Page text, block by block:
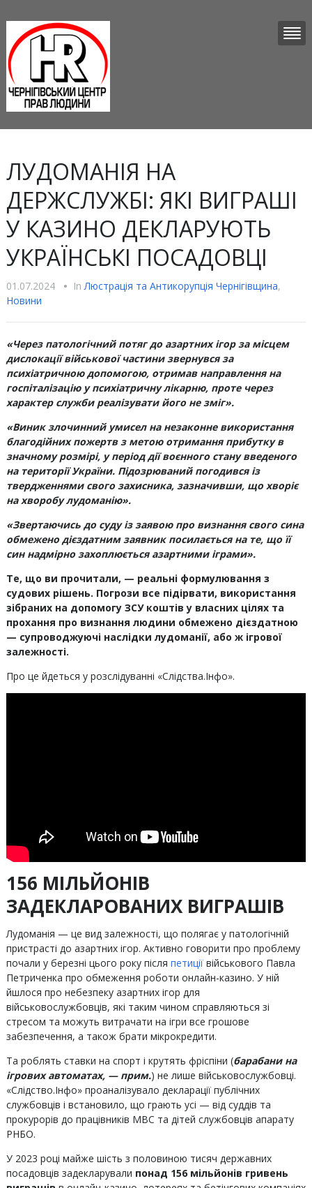
ЛУДОМАНІЯ НА
ДЕРЖСЛУЖБІ: ЯКІ ВИГРАШІ
У КАЗИНО ДЕКЛАРУЮТЬ
УКРАЇНСЬКІ ПОСАДОВЦІ
01.07.2024 • InЛюстрацiя та Антикорупцiя Чернігівщина,
Новини
«Через патологічний потяг до азартних ігор за місцем
дислокації військової частини звернувся за
психіатричною допомогою, отримав направлення на
госпіталізацію у психіатричну лікарню, проте через
характер служби реалізувати його не зміг».
«Виник злочинний умисел на незаконне використання
благодійних пожертв з метою отримання прибутку в
значному розмірі, у період дії воєнного стану введеного
на території України. Підозрюваний погодився із
твердженнями свого захисника, зазначивши, що хворіє
на хворобу лудоманію».
«Звертаючись до суду із заявою про визнання свого сина
обмежено дієздатним заявник посилається на те, що її
син надмірно захоплюється азартними іграми».
Те, що ви прочитали, — реальні формулювання з
судових рішень. Погрози все підірвати, використання
зібраних на допомогу ЗСУ коштів у власних цілях та
прохання про визнання людини обмежено дієздатною
— супроводжуючі наслідки лудоманії, або ж ігрової
залежності.
Про це йдеться у розслідуванні «Слідства.Інфо».
156 МІЛЬЙОНІВ
ЗАДЕКЛАРОВАНИХ ВИГРАШІВ
Лудоманія — це вид залежності, що полягає у патологічній
пристрасті до азартних ігор. Активно говорити про проблему
почали у березні цього року після петиціївійськового Павла
Петриченка про обмеження роботи онлайн-казино. У ній
йшлося про небезпеку азартних ігор для
військовослужбовців, які таким чином справляються зі
стресом та можуть витрачати на ігри все грошове
забезпечення, а також брати мікрокредити.
Та роблять ставки на спорт і крутять фріспіни (барабани на
ігрових автоматах, — прим.) не лише військовослужбовці.
«Слідство.Інфо» проаналізувало декларації публічних
службовців і встановило, що грають усі — від суддів та
прокурорів до працівників МВС та дітей службовців апарату
РНБО.
У 2023 році майже шість з половиною тисяч державних
посадовців задекларували понад 156 мільйонів гривень